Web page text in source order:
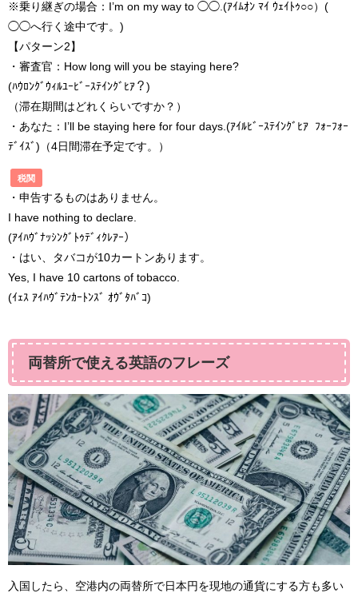
※乗り継ぎの場合：I’m on my way to ◯◯.(ｱｲﾑｵﾝ ﾏｲ ｳｪｲﾄｩ○○）(
◯◯へ行く途中です。)
【パターン2】
・審査官：How long will you be staying here?
(ﾊｳﾛﾝｸﾞｳｨﾙﾕｰﾋﾞｰｽﾃｲﾝｸﾞﾋｱ？)
（滞在期間はどれくらいですか？）
・あなた：I’ll be staying here for four days.(ｱｲﾙﾋﾞｰｽﾃｲﾝｸﾞﾋｱ ﾌｫｰﾌｫｰ
ﾃﾞｲｽﾞ)（4日間滞在予定です。）
税関
・申告するものはありません。
I have nothing to declare.
(ｱｲﾊｳﾞﾅｯｼﾝｸﾞﾄｩﾃﾞｨｸﾚｱｰ）
・はい、タバコが10カートンあります。
Yes, I have 10 cartons of tobacco.
(ｲｪｽ ｱｲﾊｳﾞﾃﾝｶｰﾄﾝｽﾞ ｵｳﾞﾀﾊﾞｺ)
両替所で使える英語のフレーズ
入国したら、空港内の両替所で日本円を現地の通貨にする方も多い